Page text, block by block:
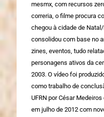
mesmx, com recursos
correria, o filme procura
chegou à cidade de
consolidou com base no
zines, eventos, tudo
personagens ativos da
2003. O vídeo foi
como trabalho de
UFRN por César
em julho de 2012 com